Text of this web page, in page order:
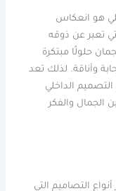
هو انعكاس
تعبر عن ذوقه
حلولًا مبتكرة
وأناقة. لذلك تعد
الداخلي
الجمال والفكر
التصاميم التي